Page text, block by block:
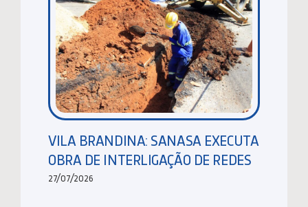
VILA BRANDINA: SANASA EXECUTA
OBRA DE INTERLIGAÇÃO DE REDES
27/07/2026